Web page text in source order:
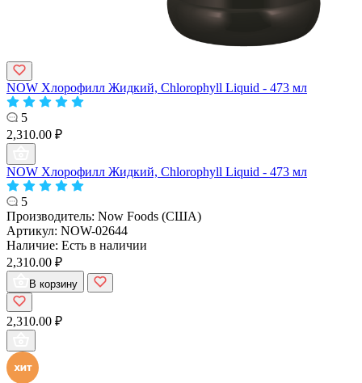
NOW Хлорофилл Жидкий, Chlorophyll Liquid - 473 мл
5
2,310.00 ₽
NOW Хлорофилл Жидкий, Chlorophyll Liquid - 473 мл
5
Производитель: Now Foods (США)
Артикул: NOW-02644
Наличие: Есть в наличии
2,310.00 ₽
В корзину
2,310.00 ₽